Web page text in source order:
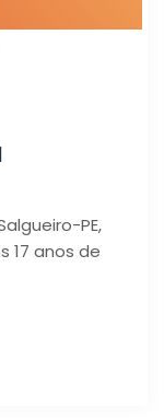
PE,
17 anos de